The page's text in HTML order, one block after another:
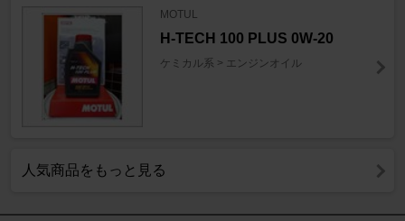
MOTUL
H-TECH 100 PLUS 0W-20
ケミカル系 > エンジンオイル
人気商品をもっと見る